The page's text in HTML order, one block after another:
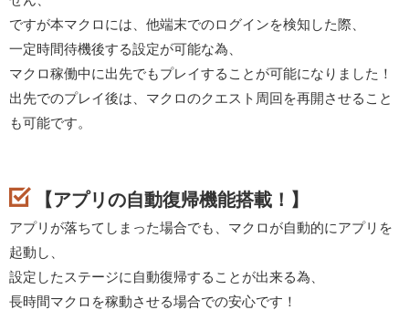
ですが本マクロには、他端末でのログインを検知した際、
一定時間待機後する設定が可能な為、
マクロ稼働中に出先でもプレイすることが可能になりました！
出先でのプレイ後は、マクロのクエスト周回を再開させること
も可能です。
【アプリの自動復帰機能搭載！】
アプリが落ちてしまった場合でも、マクロが自動的にアプリを
起動し、
設定したステージに自動復帰することが出来る為、
長時間マクロを稼動させる場合での安心です！